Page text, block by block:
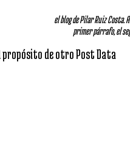
el blog de Pilar Ruiz Costa.
primer párrafo, el
propósito de otro Post Data